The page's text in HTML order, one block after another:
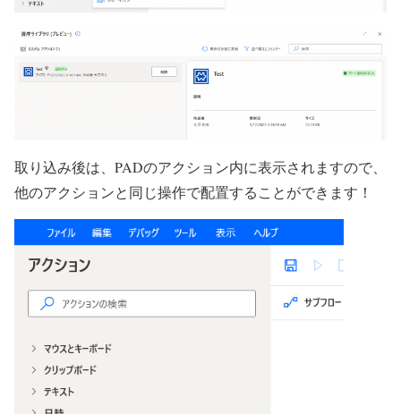
取り込み後は、PADのアクション内に表示されますので、
他のアクションと同じ操作で配置することができます！